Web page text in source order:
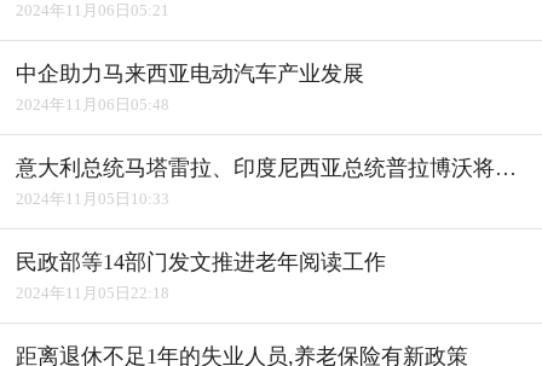
2024年11月06日05:21
中企助力马来西亚电动汽车产业发展
2024年11月06日05:48
意大利总统马塔雷拉、印度尼西亚总统普拉博沃将访华
2024年11月05日10:33
民政部等14部门发文推进老年阅读工作
2024年11月05日22:18
距离退休不足1年的失业人员,养老保险有新政策